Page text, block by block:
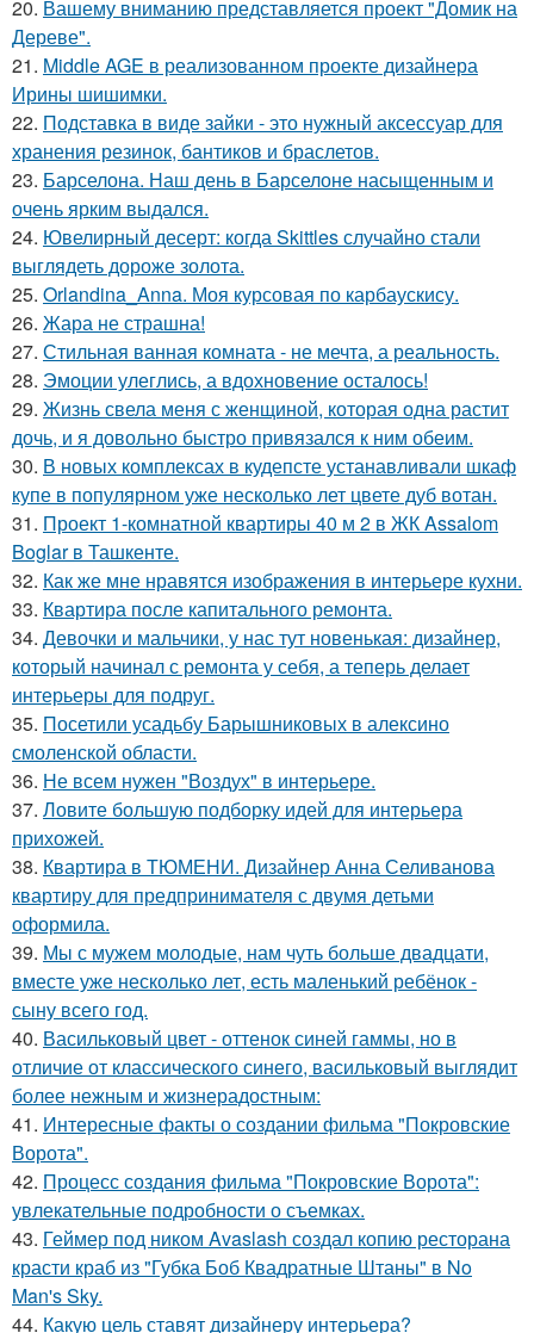
20. Вашему вниманию представляется проект "Домик на
Дереве".
21. Middle AGE в реализованном проекте дизайнера
Ирины шишимки.
22. Подставка в виде зайки - это нужный аксессуар для
хранения резинок, бантиков и браслетов.
23. Барселона. Наш день в Барселоне насыщенным и
очень ярким выдался.
24. Ювелирный десерт: когда Skittles случайно стали
выглядеть дороже золота.
25. Orlandina_Anna. Моя курсовая по карбаускису.
26. Жара не страшна!
27. Стильная ванная комната - не мечта, а реальность.
28. Эмоции улеглись, а вдохновение осталось!
29. Жизнь свела меня с женщиной, которая одна растит
дочь, и я довольно быстро привязался к ним обеим.
30. В новых комплексах в кудепсте устанавливали шкаф
купе в популярном уже несколько лет цвете дуб вотан.
31. Проект 1-комнатной квартиры 40 м 2 в ЖК Assalom
Boglar в Ташкенте.
32. Как же мне нравятся изображения в интерьере кухни.
33. Квартира после капитального ремонта.
34. Девочки и мальчики, у нас тут новенькая: дизайнер,
который начинал с ремонта у себя, а теперь делает
интерьеры для подруг.
35. Посетили усадьбу Барышниковых в алексино
смоленской области.
36. Не всем нужен "Воздух" в интерьере.
37. Ловите большую подборку идей для интерьера
прихожей.
38. Квартира в ТЮМЕНИ. Дизайнер Анна Селиванова
квартиру для предпринимателя с двумя детьми
оформила.
39. Мы с мужем молодые, нам чуть больше двадцати,
вместе уже несколько лет, есть маленький ребёнок -
сыну всего год.
40. Васильковый цвет - оттенок синей гаммы, но в
отличие от классического синего, васильковый выглядит
более нежным и жизнерадостным:
41. Интересные факты о создании фильма "Покровские
Ворота".
42. Процесс создания фильма "Покровские Ворота":
увлекательные подробности о съемках.
43. Геймер под ником Avaslash создал копию ресторана
красти краб из "Губка Боб Квадратные Штаны" в No
Man's Sky.
44. Какую цель ставят дизайнеру интерьера?